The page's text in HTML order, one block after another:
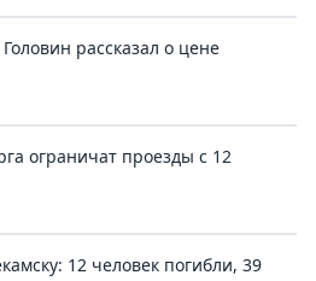
рассказал о цене
ограничат проезды с 12
12 человек погибли, 39